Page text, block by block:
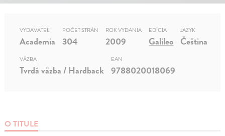
O TITULE
VYDAVATEĽ
Academia
POČET STRÁN
304
ROK VYDANIA
2009
EDÍCIA
Galileo
JAZYK
Čeština
VÄZBA
Tvrdá väzba / Hardback
EAN
9788020018069